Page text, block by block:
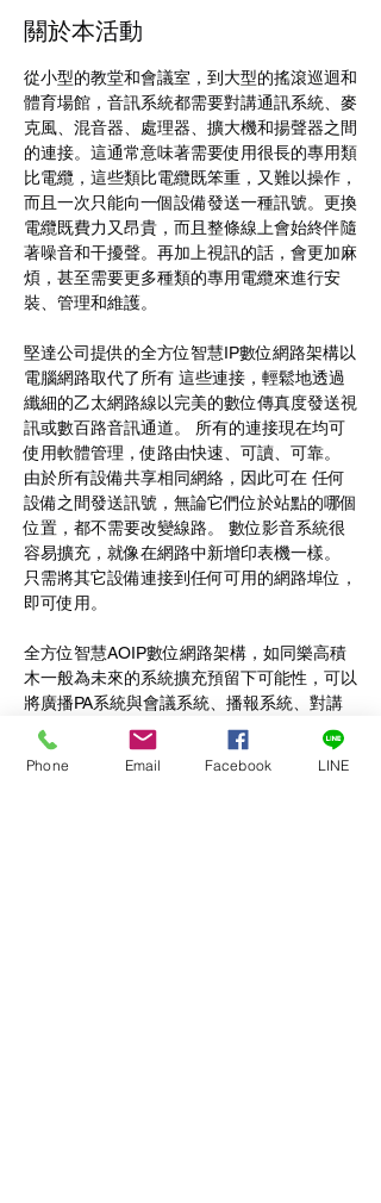
關於本活動
從小型的教堂和會議室，到大型的搖滾巡迴和
體育場館，音訊系統都需要對講通訊系統、麥
克風、混音器、處理器、擴大機和揚聲器之間
的連接。這通常意味著需要使用很長的專用類
比電纜，這些類比電纜既笨重，又難以操作，
而且一次只能向一個設備發送一種訊號。更換
電纜既費力又昂貴，而且整條線上會始終伴隨
著噪音和干擾聲。再加上視訊的話，會更加麻
煩，甚至需要更多種類的專用電纜來進行安
裝、管理和維護。
堅達公司提供的全方位智慧IP數位網路架構以
電腦網路取代了所有 這些連接，輕鬆地透過
纖細的乙太網路線以完美的數位傳真度發送視
訊或數百路音訊通道。 所有的連接現在均可
使用軟體管理，使路由快速、可讀、可靠。
由於所有設備共享相同網絡，因此可在 任何
設備之間發送訊號，無論它們位於站點的哪個
位置，都不需要改變線路。 數位影音系統很
容易擴充，就像在網路中新增印表機一樣。
只需將其它設備連接到任何可用的網路埠位，
即可使用。
全方位智慧AOIP數位網路架構，如同樂高積
木一般為未來的系統擴充預留下可能性，可以
將廣播PA系統與會議系統、播報系統、對講
通訊系統、音訊製作系統、矩陣音訊系統所有
的系統融為一體，既提供了極為優越的效能，
也提高了這些系統的使用性和擴展彈性，降低
Phone Email Facebook LINE